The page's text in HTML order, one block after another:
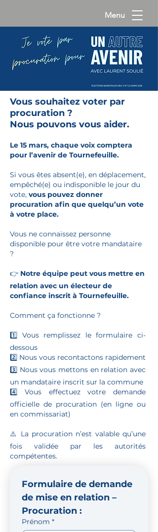
Menu
Vous souhaitez voter par
procuration ?
Nous pouvons vous aider.
Le 15 mars, chaque voix comptera
pour l’avenir de Tournefeuille.
Si vous êtes absent(e), en déplacement,
empêché(e) ou indisponible le jour du
vote, vous pouvez donner
procuration afin que quelqu’un vote
à votre place.
Vous ne connaissez personne
disponible pour être votre mandataire
?
👉 Notre équipe peut vous mettre en
relation avec un électeur de
confiance inscrit à Tournefeuille.
Comment ça fonctionne ?
1️⃣ Vous remplissez le formulaire ci-
dessous
2️⃣ Nous vous recontactons rapidement
3️⃣ Nous vous mettons en relation avec
un mandataire inscrit sur la commune
4️⃣ Vous effectuez votre demande
officielle de procuration (en ligne ou
en commissariat)
⚠️ La procuration n’est valable qu’une
fois validée par les autorités
compétentes.
​Formulaire de demande
de mise en relation –
Procuration​​ :
Prénom *